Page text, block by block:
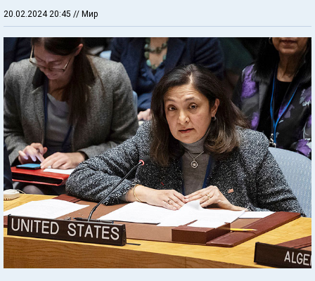
20.02.2024 20:45 // Мир